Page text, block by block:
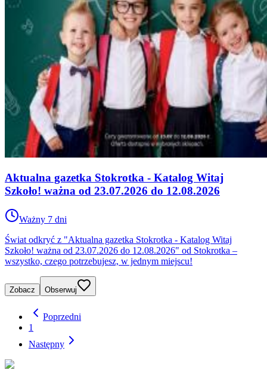
Aktualna gazetka Stokrotka - Katalog Witaj
Szkoło! ważna od 23.07.2026 do 12.08.2026
Ważny 7 dni
Świat odkryć z "Aktualna gazetka Stokrotka - Katalog Witaj
Szkoło! ważna od 23.07.2026 do 12.08.2026" od Stokrotka –
wszystko, czego potrzebujesz, w jednym miejscu!
Zobacz Obserwuj
Poprzedni
1
Następny